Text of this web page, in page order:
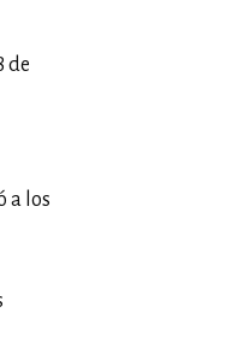
de
a los